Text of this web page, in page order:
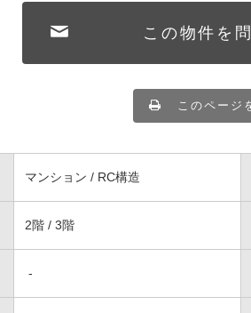
この物件を
このページ
マンション / RC構造
2階 / 3階
-